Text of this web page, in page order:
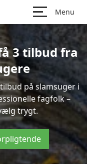
Menu
3 tilbud fra
på slamsuger i
fagfolk –
trygt.